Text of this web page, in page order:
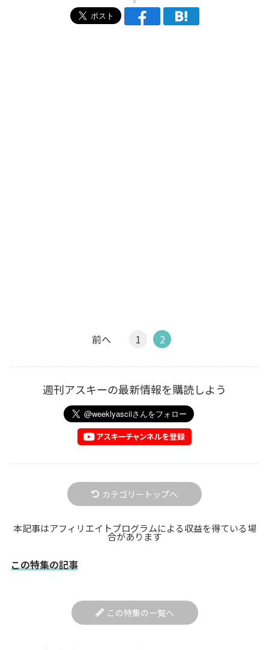
前へ 1 2
週刊アスキーの最新情報を購読しよう
カテゴリートップへ
本記事はアフィリエイトプログラムによる収益を得ている場
合があります
この特集の記事
この特集の一覧へ